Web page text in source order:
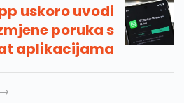
uskoro uvodi
poruka s
aplikacijama